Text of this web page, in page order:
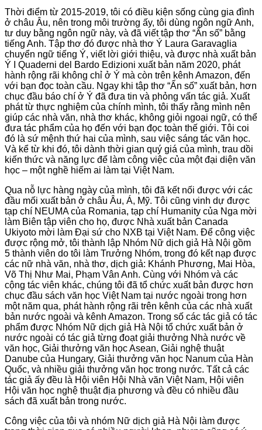
Thời điểm từ 2015-2019, tôi có điều kiện sống cùng gia đình
ở châu Âu, nên trong môi trường ấy, tôi dùng ngôn ngữ Anh,
tư duy bằng ngôn ngữ này, và đã viết tập thơ “Ẩn số” bằng
tiếng Anh. Tập thơ đó được nhà thơ Ý Laura Garavaglia
chuyển ngữ tiếng Ý, viết lời giới thiệu, và được nhà xuất bản
Ý I Quaderni del Bardo Edizioni xuất bản năm 2020, phát
hành rộng rãi không chỉ ở Ý mà còn trên kênh Amazon, đến
với bạn đọc toàn cầu. Ngay khi tập thơ “Ẩn số” xuất bản, hơn
chục đầu báo chí ở Ý đã đưa tin và phỏng vấn tác giả. Xuất
phát từ thực nghiệm của chính mình, tôi thấy rằng mình nên
giúp các nhà văn, nhà thơ khác, không giỏi ngoại ngữ, có thể
đưa tác phẩm của họ đến với bạn đọc toàn thế giới. Tôi coi
đó là sứ mệnh thứ hai của mình, sau việc sáng tác văn học.
Và kể từ khi đó, tôi dành thời gian quý giá của mình, trau dồi
kiến thức và năng lực để làm công việc của một đại diện văn
học – một nghề hiếm ai làm tại Việt Nam.
Qua nỗ lực hàng ngày của mình, tôi đã kết nối được với các
đầu mối xuất bản ở châu Âu, Á, Mỹ. Tôi cũng vinh dự được
tạp chí NEUMA của Romania, tạp chí Humanity của Nga mời
làm Biên tập viên cho họ, được Nhà xuất bản Canada
Ukiyoto mời làm Đại sứ cho NXB tại Việt Nam. Để công việc
được rộng mở, tôi thành lập Nhóm Nữ dịch giả Hà Nội gồm
5 thành viên do tôi làm Trưởng Nhóm, trong đó kết nạp được
các nữ nhà văn, nhà thơ, dịch giả: Khánh Phương, Mai Hòa,
Võ Thị Như Mai, Phạm Vân Anh. Cùng với Nhóm và các
cộng tác viên khác, chúng tôi đã tổ chức xuất bản được hơn
chục đầu sách văn học Việt Nam tại nước ngoài trong hơn
một năm qua, phát hành rộng rãi trên kênh của các nhà xuất
bản nước ngoài và kênh Amazon. Trong số các tác giả có tác
phẩm được Nhóm Nữ dịch giả Hà Nội tổ chức xuất bản ở
nước ngoài có tác giả từng đoạt giải thưởng Nhà nước về
văn học, Giải thưởng văn học Asean, Giải nghệ thuật
Danube của Hungary, Giải thưởng văn học Nanum của Hàn
Quốc, và nhiều giải thưởng văn học trong nước. Tất cả các
tác giả ấy đều là Hội viên Hội Nhà văn Việt Nam, Hội viên
Hội văn học nghệ thuật địa phương và đều có nhiều đầu
sách đã xuất bản trong nước.
Công việc của tôi và nhóm Nữ dịch giả Hà Nội làm được